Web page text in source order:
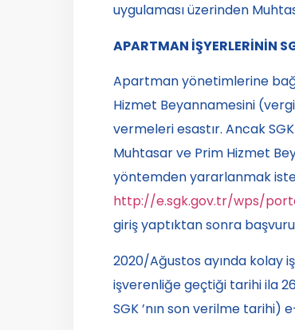
uygulaması üzerinden
APARTMAN İŞYERLERİNİN
Apartman yönetimlerine
Hizmet Beyannamesini
vermeleri esastır. Ancak
Muhtasar ve Prim Hizmet
yöntemden yararlanmak
http://e.sgk.gov.tr/wps/
giriş yaptıktan sonra
2020/Ağustos ayında kolay
işverenliğe geçtiği tarihi ila
SGK ’nın son verilme